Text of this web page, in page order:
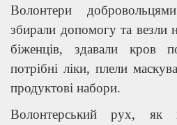
Волонтери
збирали допомогу та везли
біженців, здавали кров
потрібні ліки, плели
продуктові набори.
Волонтерський рух, як